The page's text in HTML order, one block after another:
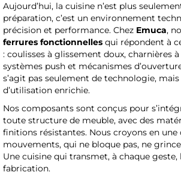
Aujourd’hui, la cuisine n’est plus
préparation, c’est un environnement
précision et performance. Chez Emuca,
ferrures fonctionnelles qui répondent à
: coulisses à glissement doux, charnières
systèmes push et mécanismes
s’agit pas seulement de technologie, mais
d’utilisation enrichie.
Nos composants sont conçus pour
toute structure de meuble, avec des
finitions résistantes. Nous croyons en
mouvements, qui ne bloque pas, ne
Une cuisine qui transmet, à chaque geste,
fabrication.